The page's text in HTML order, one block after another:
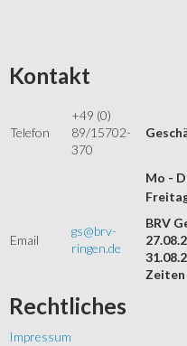
Kontakt
Telefon
+49 (0)
89/15702-
370
Mo -
Email
gs@brv-
ringen.de
BRV
Rechtliches
Impressum